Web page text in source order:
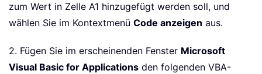
zum Wert in Zelle A1 hinzugefügt werden soll, und
wählen Sie im Kontextmenü Code anzeigen aus.
2. Fügen Sie im erscheinenden Fenster Microsoft
Visual Basic for Applications den folgenden VBA-